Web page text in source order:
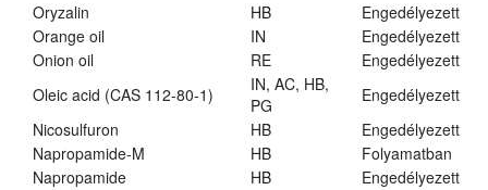
Oryzalin
HB
Engedélyezett
Orange oil
IN
Engedélyezett
Onion oil
RE
Engedélyezett
Oleic acid (CAS 112-80-1)
IN, AC, HB,
PG
Engedélyezett
Nicosulfuron
HB
Engedélyezett
Napropamide-M
HB
Folyamatban
Napropamide
HB
Engedélyezett